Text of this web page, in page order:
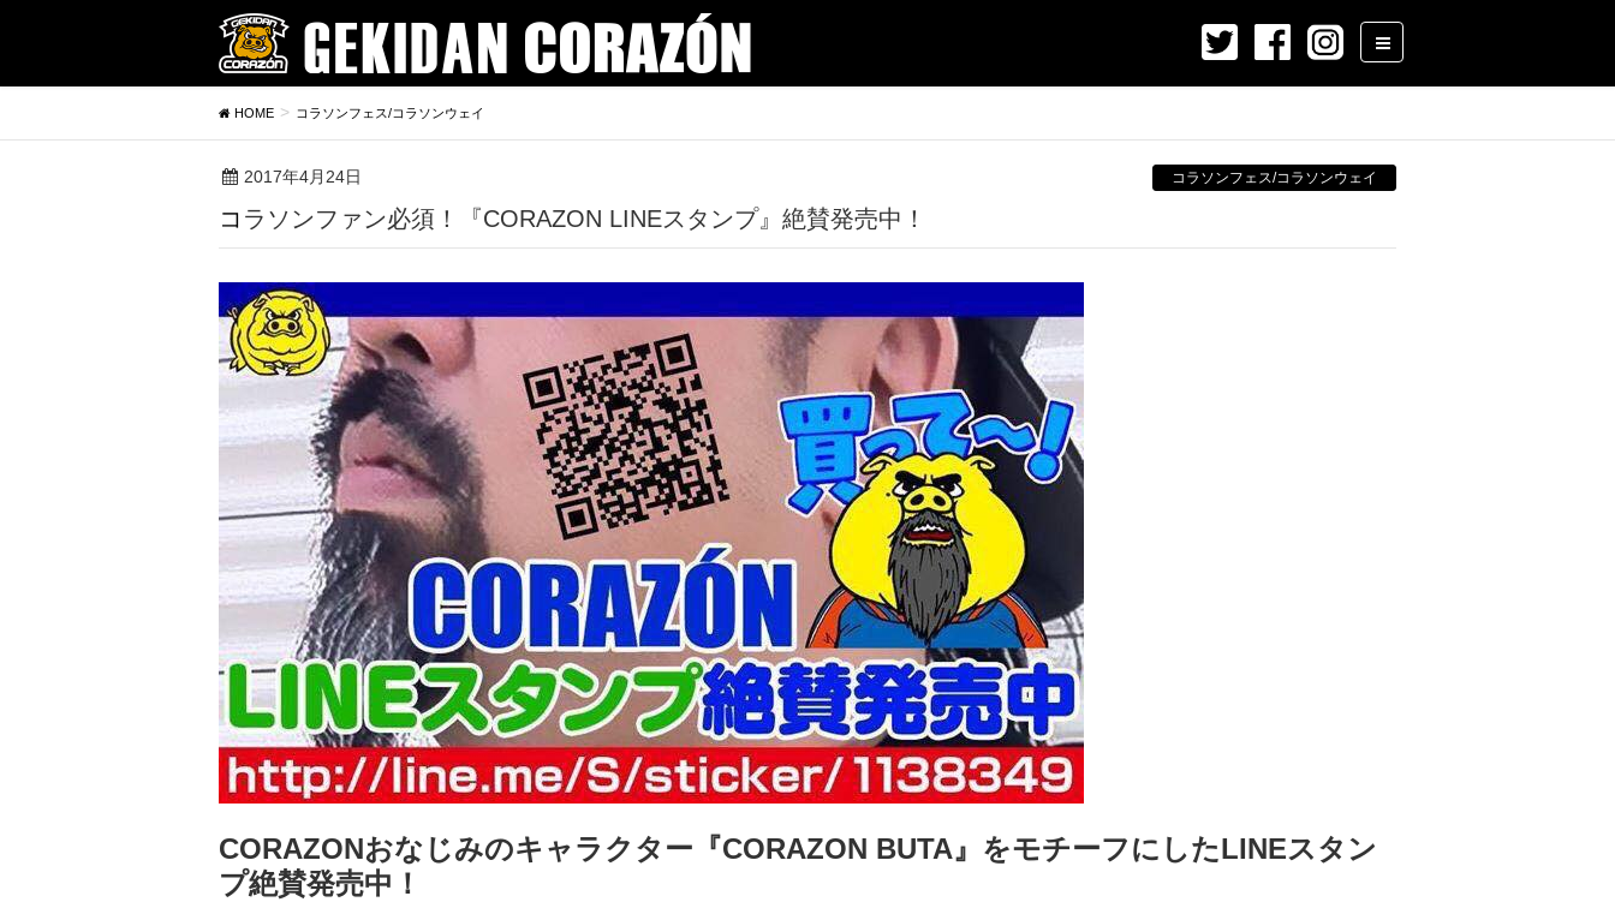
HOME コラソンフェス/コラソンウェイ
2017年4月24日 コラソンフェス/コラソンウェイ
コラソンファン必須！『CORAZON LINEスタンプ』絶賛発売中！
CORAZONおなじみのキャラクター『CORAZON BUTA』をモチーフにしたLINEスタン
プ絶賛発売中！